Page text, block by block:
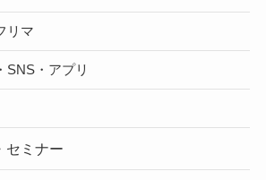
リマ
SNS・アプリ
セミナー